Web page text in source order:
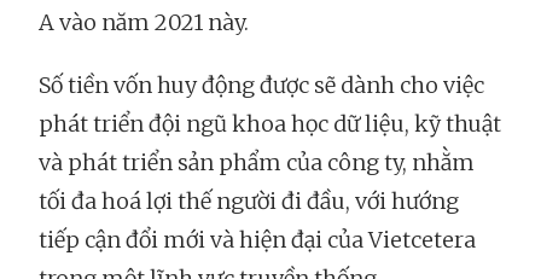
A vào năm 2021 này.
Số tiền vốn huy động được sẽ dành cho việc
phát triển đội ngũ khoa học dữ liệu, kỹ thuật
và phát triển sản phẩm của công ty, nhằm
tối đa hoá lợi thế người đi đầu, với hướng
tiếp cận đổi mới và hiện đại của Vietcetera